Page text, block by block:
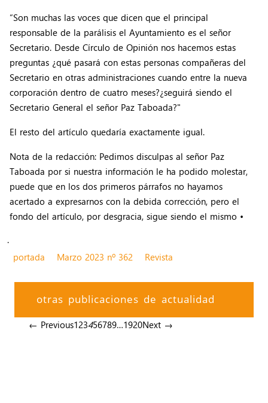
“Son muchas las voces que dicen que el principal
responsable de la parálisis el Ayuntamiento es el señor
Secretario. Desde Círculo de Opinión nos hacemos estas
preguntas ¿qué pasará con estas personas compañeras del
Secretario en otras administraciones cuando entre la nueva
corporación dentro de cuatro meses?¿seguirá siendo el
Secretario General el señor Paz Taboada?"
El resto del artículo quedaría exactamente igual.
Nota de la redacción: Pedimos disculpas al señor Paz
Taboada por si nuestra información le ha podido molestar,
puede que en los dos primeros párrafos no hayamos
acertado a expresarnos con la debida corrección, pero el
fondo del artículo, por desgracia, sigue siendo el mismo •
.
portada
Marzo 2023 nº 362 Revista
otras publicaciones de actualidad
← Previous123456789…1920Next →